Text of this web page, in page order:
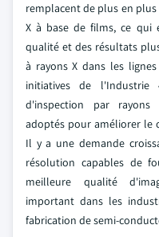
remplacent de plus en
X à base de films, ce qui
qualité et des résultats
à rayons X dans les
initiatives de l'Industrie
d'inspection par rayons
adoptés pour améliorer le
Il y a une demande
résolution capables de
meilleure qualité
important dans les
fabrication de semi-